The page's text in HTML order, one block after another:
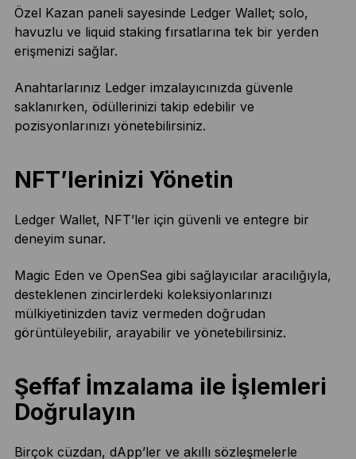
Özel Kazan paneli sayesinde Ledger Wallet; solo,
havuzlu ve liquid staking fırsatlarına tek bir yerden
erişmenizi sağlar.
Anahtarlarınız Ledger imzalayıcınızda güvenle
saklanırken, ödüllerinizi takip edebilir ve
pozisyonlarınızı yönetebilirsiniz.
NFT’lerinizi Yönetin
Ledger Wallet, NFT’ler için güvenli ve entegre bir
deneyim sunar.
Magic Eden ve OpenSea gibi sağlayıcılar aracılığıyla,
desteklenen zincirlerdeki koleksiyonlarınızı
mülkiyetinizden taviz vermeden doğrudan
görüntüleyebilir, arayabilir ve yönetebilirsiniz.
Şeffaf İmzalama ile İşlemleri
Doğrulayın
Birçok cüzdan, dApp’ler ve akıllı sözleşmelerle